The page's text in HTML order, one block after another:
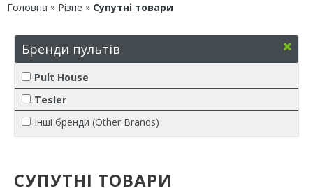
Головна » Різне » Супутні товари
Бренди пультів
Pult House
Tesler
Інші бренди (Other Brands)
СУПУТНІ ТОВАРИ